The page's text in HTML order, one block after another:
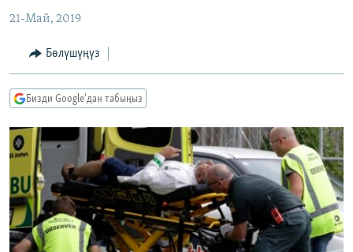
МАДАНИЯТ
ТВ ПРОГРАММАЛАР
БҮГҮН АЗАТТЫКТА
ДАНИСТЕ
ЭЖЕ-СИҢДИЛЕР
АЗАТТЫК+
ЫҢГАЙСЫЗ СУРООЛОР
ПОДКАСТ
Русский
ОНЛАЙН ШЕРИНЕ
21-Май, 2019
Бөлүшүңүз
Бизди Google'дан табыңыз